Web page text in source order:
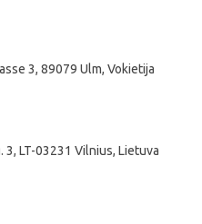
3, 89079 Ulm, Vokietija
3, LT-03231 Vilnius, Lietuva